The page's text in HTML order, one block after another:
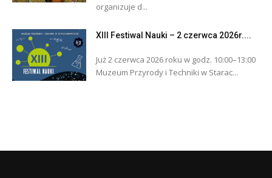
organizuje d...
XIII Festiwal Nauki – 2 czerwca 2026r....
Już 2 czerwca 2026 roku w godz. 10:00–13:00
Muzeum Przyrody i Techniki w Starac...